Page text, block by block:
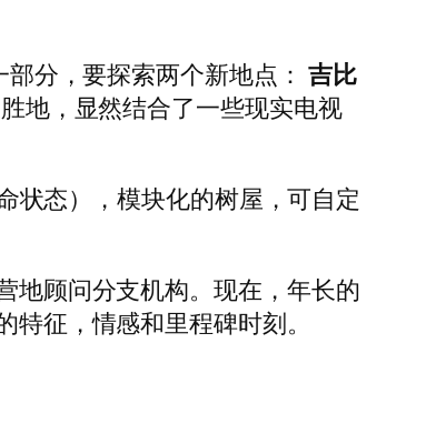
部分，要探索两个新地点：吉比
地，显然结合了一些现实电视
状态），模块化的树屋，可自定
地顾问分支机构。现在，年长的
征，情感和里程碑时刻。